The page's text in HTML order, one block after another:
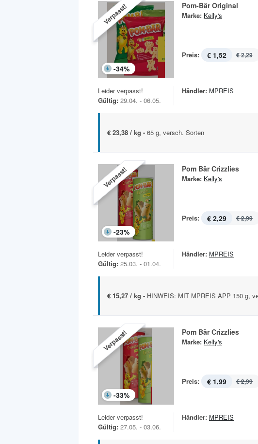
Verpasst!
-34%
Pom-Bär Original
Marke: Kelly's
Preis: € 1,52 € 2,29
Leider verpasst!
Gültig: 29.04. - 06.05.
Händler: MPREIS
€ 23,38 / kg - 65 g, versch. Sorten
Verpasst!
-23%
Pom Bär Crizzlies
Marke: Kelly's
Preis: € 2,29 € 2,99
Leider verpasst!
Gültig: 25.03. - 01.04.
Händler: MPREIS
€ 15,27 / kg - HINWEIS: MIT MPREIS APP 150 g,
Verpasst!
-33%
Pom Bär Crizzlies
Marke: Kelly's
Preis: € 1,99 € 2,99
Leider verpasst!
Gültig: 27.05. - 03.06.
Händler: MPREIS